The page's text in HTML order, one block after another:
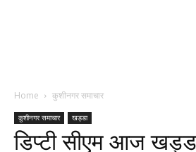
Home कुशीनगर समाचार
कुशीनगर समाचार खड्डा
डिप्टी सीएम आज